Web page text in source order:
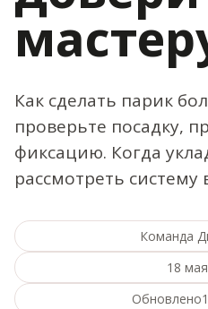
Как сделать парик
проверьте посадку,
фиксацию. Когда
рассмотреть систему
Команда
18
Обновлено